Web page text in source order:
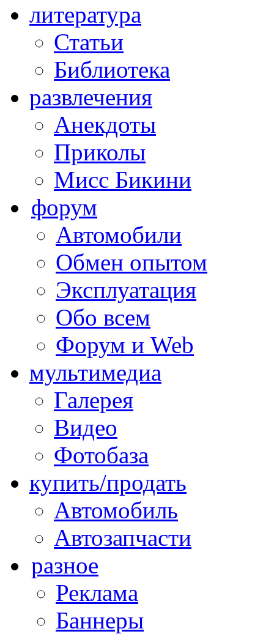
литература
Статьи
Библиотека
развлечения
Анекдоты
Приколы
Мисс Бикини
форум
Автомобили
Обмен опытом
Эксплуатация
Обо всем
Форум и Web
мультимедиа
Галерея
Видео
Фотобаза
купить/продать
Автомобиль
Автозапчасти
разное
Реклама
Баннеры